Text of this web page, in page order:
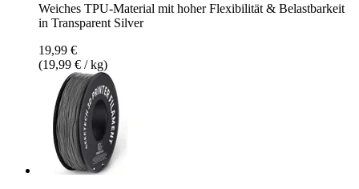
Weiches TPU-Material mit hoher Flexibilität & Belastbarkeit
in Transparent Silver
19,99 €
(19,99 € / kg)